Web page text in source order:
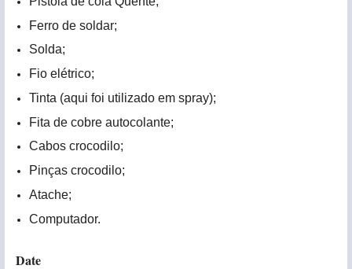
Ferro de soldar;
Solda;
Fio elétrico;
Tinta (aqui foi utilizado em spray);
Fita de cobre autocolante;
Cabos crocodilo;
Pinças crocodilo;
Atache;
Computador.
Date